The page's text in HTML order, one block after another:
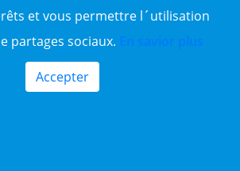
et vous permettre l´utilisation
partages sociaux. En savior plus
Accepter